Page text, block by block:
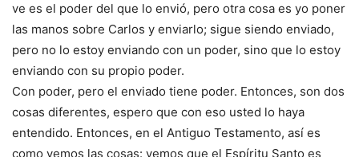
ve es el poder del que lo envió, pero otra cosa es yo poner
las manos sobre Carlos y enviarlo; sigue siendo enviado,
pero no lo estoy enviando con un poder, sino que lo estoy
enviando con su propio poder.
Con poder, pero el enviado tiene poder. Entonces, son dos
cosas diferentes, espero que con eso usted lo haya
entendido. Entonces, en el Antiguo Testamento, así es
como vemos las cosas: vemos que el Espíritu Santo es